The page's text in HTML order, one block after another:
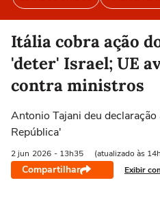
Itália cobra ação
'deter' Israel; UE
contra ministros
Antonio Tajani deu
República'
2 jun 2026 - 13h35 (atualizado às
Compartilhar Exibir